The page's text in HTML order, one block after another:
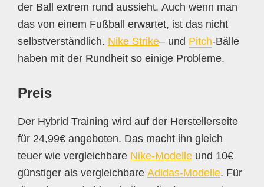
der Ball extrem rund aussieht. Auch wenn man
das von einem Fußball erwartet, ist das nicht
selbstverständlich. Nike Strike– und Pitch-Bälle
haben mit der Rundheit so einige Probleme.
Preis
Der Hybrid Training wird auf der Herstellerseite
für 24,99€ angeboten. Das macht ihn gleich
teuer wie vergleichbare Nike-Modelle und 10€
günstiger als vergleichbare Adidas-Modelle. Für